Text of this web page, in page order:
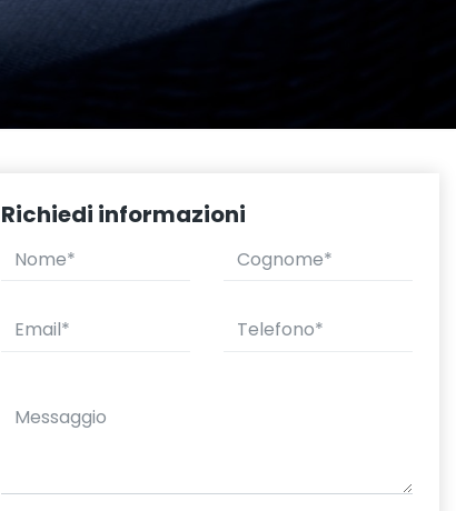
Richiedi informazioni